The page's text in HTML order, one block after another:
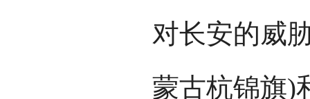
对长安的威
蒙古杭锦旗)